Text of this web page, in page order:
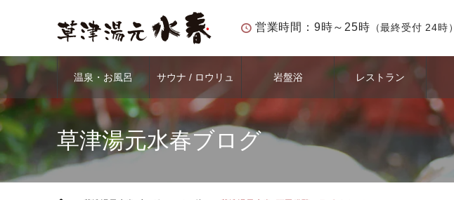
営業時間：9時～25時 （最終受付 24時）
温泉・お風呂 サウナ / ロウリュ 岩盤浴 レストラン
草津湯元水春ブログ